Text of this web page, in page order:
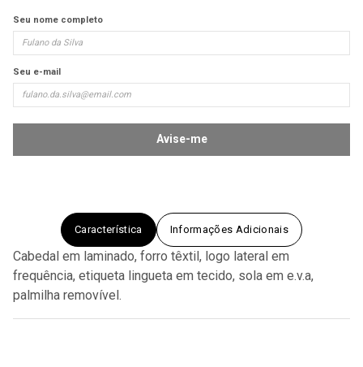
Seu nome completo
Seu e-mail
Avise-me
Característica Informações Adicionais
Cabedal em laminado, forro têxtil, logo lateral em
frequência, etiqueta lingueta em tecido, sola em e.v.a,
palmilha removível.